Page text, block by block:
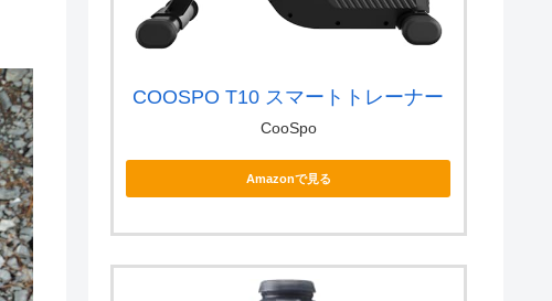
COOSPO T10 スマートトレーナー
CooSpo
Amazonで見る